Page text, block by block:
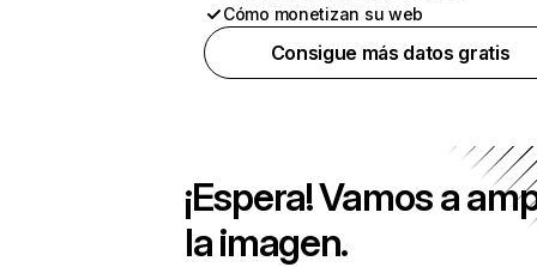
Cómo monetizan su web
Consigue más datos gratis
¡Espera! Vamos a
la imagen.